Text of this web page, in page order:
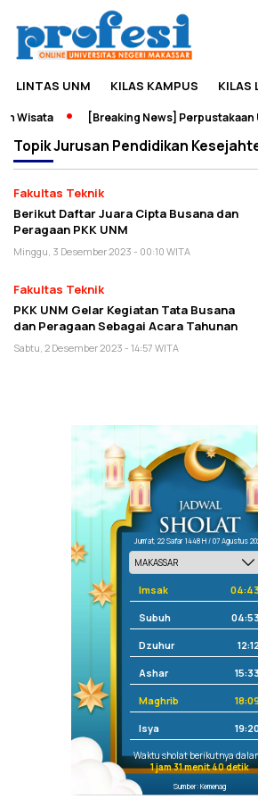
LINTAS UNM KILAS KAMPUS KILAS
Wisata [Breaking News] Perpustakaan
TopikJurusan Pendidikan
Fakultas Teknik
Berikut Daftar Juara Cipta Busana dan
Peragaan PKK UNM
Minggu, 3 Desember 2023 - 00:10 WITA
Fakultas Teknik
PKK UNM Gelar Kegiatan Tata Busana
dan Peragaan Sebagai Acara Tahunan
Sabtu, 2 Desember 2023 - 14:57 WITA
Jum'at, 22 Safar 1448 H / 07 Agustus
Imsak
Subuh
Dzuhur
Ashar
Maghrib
Isya
Waktu sholat berikutnya
1 jam 31 menit 40 detik
Sumber: Kemenag